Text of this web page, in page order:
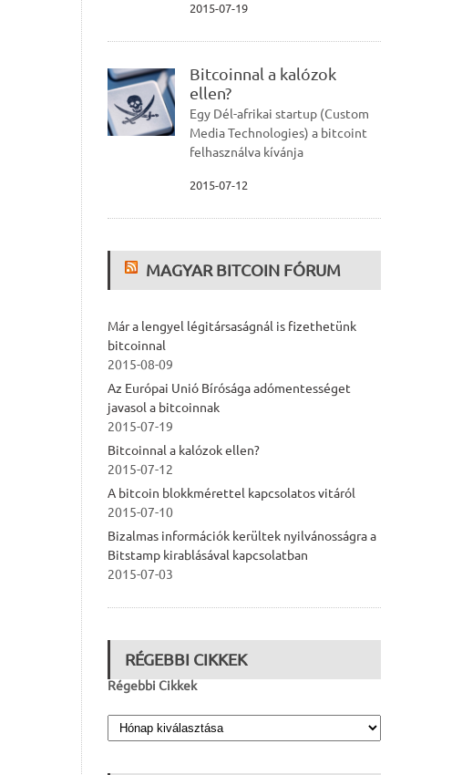
2015-07-19
Bitcoinnal a kalózok
ellen?
Egy Dél-afrikai startup (Custom
Media Technologies) a bitcoint
felhasználva kívánja
2015-07-12
MAGYAR BITCOIN FÓRUM
Már a lengyel légitársaságnál is fizethetünk
bitcoinnal
2015-08-09
Az Európai Unió Bírósága adómentességet
javasol a bitcoinnak
2015-07-19
Bitcoinnal a kalózok ellen?
2015-07-12
A bitcoin blokkmérettel kapcsolatos vitáról
2015-07-10
Bizalmas információk kerültek nyilvánosságra a
Bitstamp kirablásával kapcsolatban
2015-07-03
RÉGEBBI CIKKEK
Régebbi Cikkek